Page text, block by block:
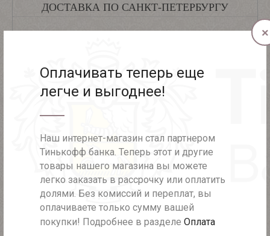
Оплачивать теперь еще
легче и выгоднее!
Наш интернет-магазин стал партнером
Тинькофф банка. Теперь этот и другие
товары нашего магазина вы можете
легко заказать в рассрочку или оплатить
долями. Без комиссий и переплат, вы
оплачиваете только сумму вашей
покупки! Подробнее в разделе Оплата
×
ДОСТАВКА ПО САНКТ-ПЕТЕРБУРГУ
Доставка курьером в пределах КАД - 450 рублей
Доставка курьером за КАД - 600 рублей
ДОСТАВКА ПО РОССИИ
При полной предоплате (при заказе более 2000 рублей) -
бесплатно
При полной предоплате (при заказе менее 2000 рублей) -
250 рублей